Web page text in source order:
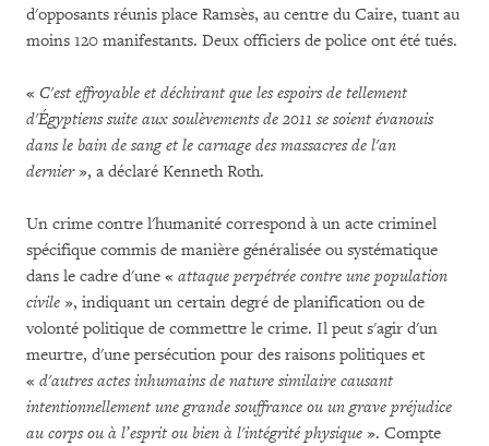
d'opposants réunis place Ramsès, au centre du Caire, tuant au
moins 120 manifestants. Deux officiers de police ont été tués.
« C'est effroyable et déchirant que les espoirs de tellement
d'Égyptiens suite aux soulèvements de 2011 se soient évanouis
dans le bain de sang et le carnage des massacres de l'an
dernier», a déclaré Kenneth Roth.
Un crime contre l'humanité correspond à un acte criminel
spécifique commis de manière généralisée ou systématique
dans le cadre d'une « attaque perpétrée contre une population
civile », indiquant un certain degré de planification ou de
volonté politique de commettre le crime. Il peut s'agir d'un
meurtre, d'une persécution pour des raisons politiques et
« d'autres actes inhumains de nature similaire causant
intentionnellement une grande souffrance ou un grave préjudice
au corps ou à l’esprit ou bien à l'intégrité physique ». Compte